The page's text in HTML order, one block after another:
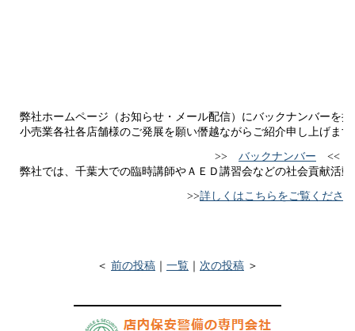
弊社ホームページ（お知らせ・メール配信）にバックナンバーを
小売業各社各店舗様のご発展を願い僭越ながらご紹介申し上げます
>> バックナンバー <<
弊社では、千葉大での臨時講師やＡＥＤ講習会などの社会貢献活
>>詳しくはこちらをご覧ください
＜ 前の投稿 ｜ 一覧 ｜ 次の投稿 ＞